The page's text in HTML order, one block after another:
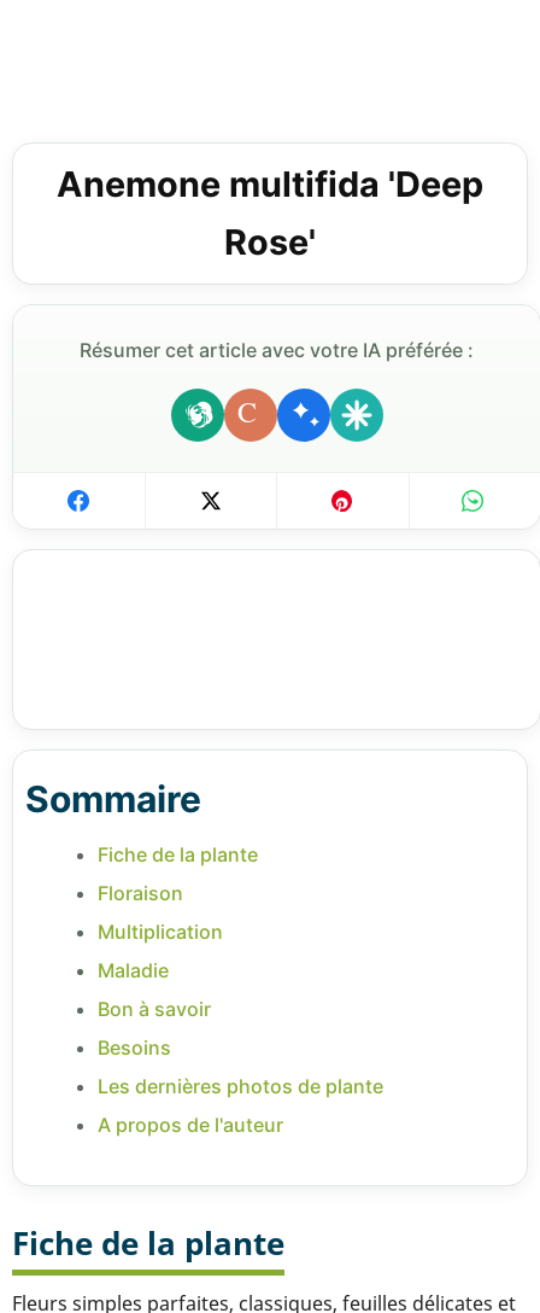
Anemone multifida 'Deep
Rose'
Résumer cet article avec votre IA préférée :
C
Sommaire
Fiche de la plante
Floraison
Multiplication
Maladie
Bon à savoir
Besoins
Les dernières photos de plante
A propos de l'auteur
Fiche de la plante
Fleurs simples parfaites, classiques, feuilles délicates et